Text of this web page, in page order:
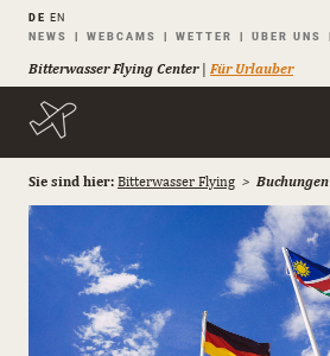
Bitterwasser Flying Center| Für Urlauber
Navigation
NEWS WEBCAMS WETTER ÜBER UNS
DE EN
Sie sind hier: Bitterwasser Flying Buchungen